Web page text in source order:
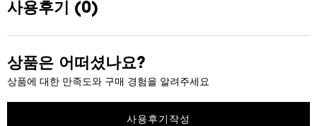
PDP Reviews
사용후기 (0)
상품은 어떠셨나요?
상품에 대한 만족도와 구매 경험을 알려주세요
사용후기작성